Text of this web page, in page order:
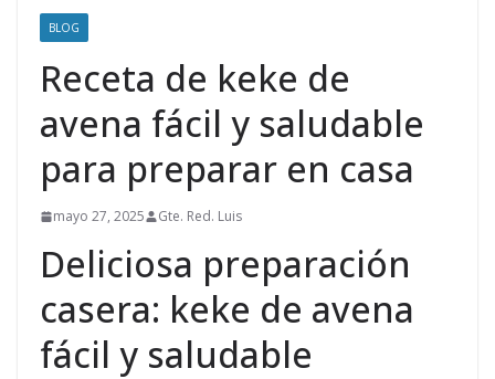
BLOG
Receta de keke de
avena fácil y saludable
para preparar en casa
mayo 27, 2025 Gte. Red. Luis
Deliciosa preparación
casera: keke de avena
fácil y saludable